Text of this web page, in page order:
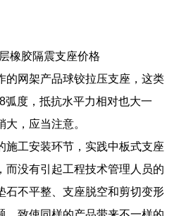
橡胶隔震支座价格
的网架产品球铰拉压支座，这类
弧度，抵抗水平力相对也大一
，应当注意。
施工安装环节，实践中板式支座
而没有引起工程技术管理人员的
石不平整、支座脱空和剪切变形